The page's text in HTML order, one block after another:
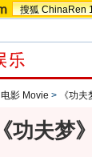
搜狐 ChinaRen
电影 Movie > 《功夫
《功夫梦